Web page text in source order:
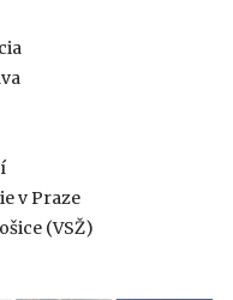
v Praze
(VSŽ)